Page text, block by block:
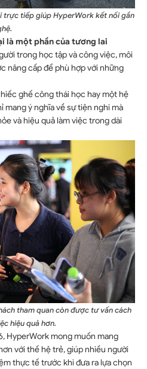
tiếp giúp HyperWork kết nối gần
là một phần của tương lai
trong học tập và công việc, môi
nâng cấp để phù hợp với những
ghế công thái học hay một hệ
mang ý nghĩa về sự tiện nghi mà
và hiệu quả làm việc trong dài
tham quan còn được tư vấn cách
hiệu quả hơn.
HyperWork mong muốn mang
với thế hệ trẻ, giúp nhiều người
thực tế trước khi đưa ra lựa chọn